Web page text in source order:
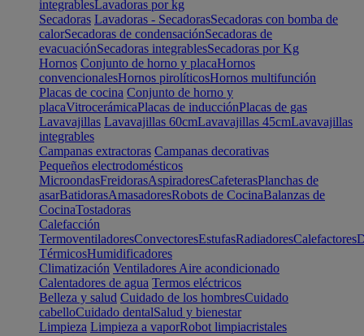
integrablesLavadoras por kg
Secadoras Lavadoras - SecadorasSecadoras con bomba de
calorSecadoras de condensaciónSecadoras de
evacuaciónSecadoras integrablesSecadoras por Kg
Hornos Conjunto de horno y placaHornos
convencionalesHornos pirolíticosHornos multifunción
Placas de cocina Conjunto de horno y
placaVitrocerámicaPlacas de inducciónPlacas de gas
Lavavajillas Lavavajillas 60cmLavavajillas 45cmLavavajillas
integrables
Campanas extractoras Campanas decorativas
Pequeños electrodomésticos
MicroondasFreidorasAspiradoresCafeterasPlanchas de
asarBatidorasAmasadoresRobots de CocinaBalanzas de
CocinaTostadoras
Calefacción
TermoventiladoresConvectoresEstufasRadiadoresCalefactores
TérmicosHumidificadores
Climatización Ventiladores Aire acondicionado
Calentadores de agua Termos eléctricos
Belleza y salud Cuidado de los hombresCuidado
cabelloCuidado dentalSalud y bienestar
Limpieza Limpieza a vaporRobot limpiacristales